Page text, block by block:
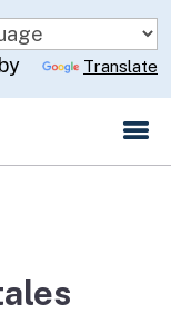
Translate